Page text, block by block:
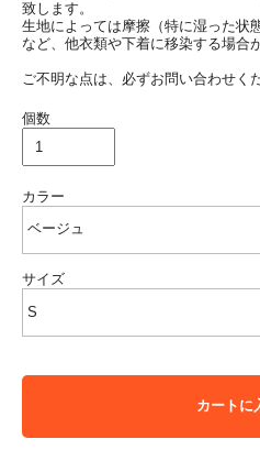
致します。
生地によっては摩擦（特に湿った状
など、他衣類や下着に移染する場合
ご不明な点は、必ずお問い合わせく
個数
カラー
サイズ
カートに